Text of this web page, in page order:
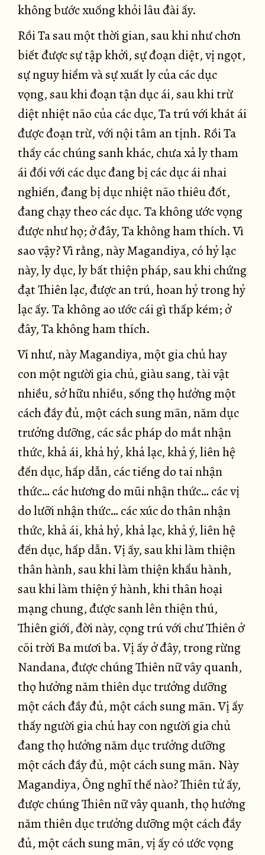
không bước xuống khỏi lâu đài ấy.
Rồi Ta sau một thời gian, sau khi như chơn
biết được sự tập khởi, sự đoạn diệt, vị ngọt,
sự nguy hiểm và sự xuất ly của các dục
vọng, sau khi đoạn tận dục ái, sau khi trừ
diệt nhiệt não của các dục, Ta trú với khát ái
được đoạn trừ, với nội tâm an tịnh. Rồi Ta
thấy các chúng sanh khác, chưa xả ly tham
ái đối với các dục đang bị các dục ái nhai
nghiến, đang bị dục nhiệt não thiêu đốt,
đang chạy theo các dục. Ta không ước vọng
được như họ; ở đây, Ta không ham thích. Vì
sao vậy? Vì rằng, này Magandiya, có hỷ lạc
này, ly dục, ly bất thiện pháp, sau khi chứng
đạt Thiên lạc, được an trú, hoan hỷ trong hỷ
lạc ấy. Ta không ao ước cái gì thấp kém; ở
đây, Ta không ham thích.
Ví như, này Magandiya, một gia chủ hay
con một người gia chủ, giàu sang, tài vật
nhiều, sở hữu nhiều, sống thọ hưởng một
cách đầy đủ, một cách sung mãn, năm dục
trưởng dưỡng, các sắc pháp do mắt nhận
thức, khả ái, khả hỷ, khả lạc, khả ý, liên hệ
đến dục, hấp dẫn, các tiếng do tai nhận
thức… các hương do mũi nhận thức… các vị
do lưỡi nhận thức… các xúc do thân nhận
thức, khả ái, khả hỷ, khả lạc, khả ý, liên hệ
đến dục, hấp dẫn. Vị ấy, sau khi làm thiện
thân hành, sau khi làm thiện khẩu hành,
sau khi làm thiện ý hành, khi thân hoại
mạng chung, được sanh lên thiện thú,
Thiên giới, đời này, cọng trú với chư Thiên ở
cõi trời Ba mươi ba. Vị ấy ở đây, trong rừng
Nandana, được chúng Thiên nữ vây quanh,
thọ hưởng năm thiên dục trưởng dưỡng
một cách đầy đủ, một cách sung mãn. Vị ấy
thấy người gia chủ hay con người gia chủ
đang thọ hưởng năm dục trưởng dưỡng
một cách đầy đủ, một cách sung mãn. Này
Magandiya, Ông nghĩ thế nào? Thiên tử ấy,
được chúng Thiên nữ vây quanh, thọ hưởng
năm thiên dục trưởng dưỡng một cách đầy
đủ, một cách sung mãn, vị ấy có ước vọng